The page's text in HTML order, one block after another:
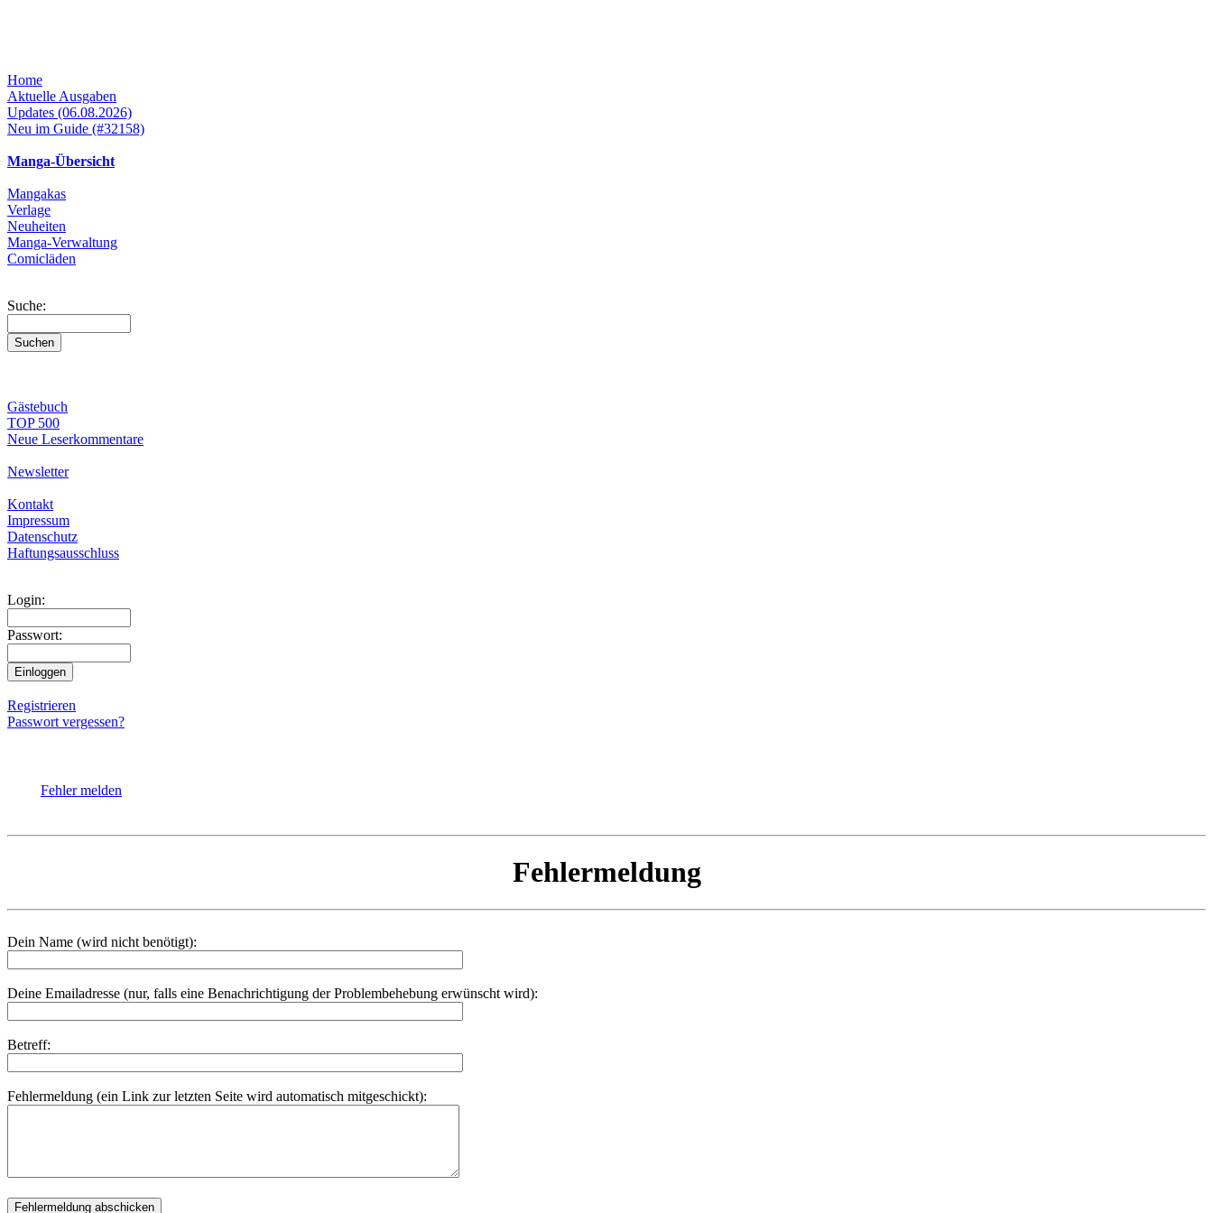
Home
Aktuelle Ausgaben
Updates (06.08.2026)
Neu im Guide (#32158)
Manga-Übersicht
Mangakas
Verlage
Neuheiten
Manga-Verwaltung
Comicläden
Suche:
Gästebuch
TOP 500
Neue Leserkommentare
Newsletter
Kontakt
Impressum
Datenschutz
Haftungsausschluss
Login:
Passwort:
Registrieren
Passwort vergessen?
Fehler melden
Fehlermeldung
Dein Name (wird nicht benötigt):
Deine Emailadresse (nur, falls eine Benachrichtigung der Problembehebung erwünscht wird):
Betreff:
Fehlermeldung (ein Link zur letzten Seite wird automatisch mitgeschickt):
Fehlermeldung abschicken